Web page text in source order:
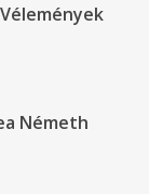
Németh